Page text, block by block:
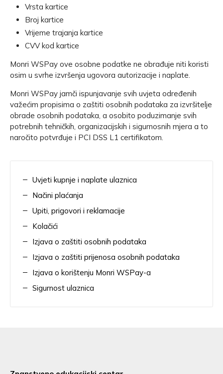
Vrsta kartice
Broj kartice
Vrijeme trajanja kartice
CVV kod kartice
Monri WSPay ove osobne podatke ne obrađuje niti koristi
osim u svrhe izvršenja ugovora autorizacije i naplate.
Monri WSPay jamči ispunjavanje svih uvjeta određenih
važećim propisima o zaštiti osobnih podataka za izvršitelje
obrade osobnih podataka, a osobito poduzimanje svih
potrebnih tehničkih, organizacijskih i sigurnosnih mjera a to
naročito potvrđuje i PCI DSS L1 certifikatom.
Uvjeti kupnje i naplate ulaznica
Načini plaćanja
Upiti, prigovori i reklamacije
Kolačići
Izjava o zaštiti osobnih podataka
Izjava o zaštiti prijenosa osobnih podataka
Izjava o korištenju Monri WSPay-a
Sigurnost ulaznica